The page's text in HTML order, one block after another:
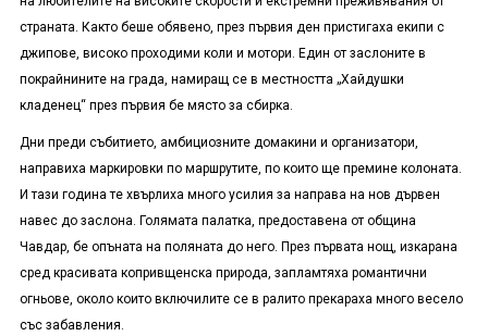
страната. Както беше обявено, през първия ден пристигаха екипи с
джипове, високо проходими коли и мотори. Един от заслоните в
покрайнините на града, намиращ се в местността „Хайдушки
кладенец“ през първия бе място за сбирка.
Дни преди събитието, амбициозните домакини и организатори,
направиха маркировки по маршрутите, по които ще премине колоната.
И тази година те хвърлиха много усилия за направа на нов дървен
навес до заслона. Голямата палатка, предоставена от община
Чавдар, бе опъната на поляната до него. През първата нощ, изкарана
сред красивата копривщенска природа, запламтяха романтични
огньове, около които включилите се в ралито прекараха много весело
със забавления.